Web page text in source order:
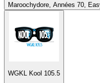
Maroochydore, Années 70,
WGKL Kool 105.5